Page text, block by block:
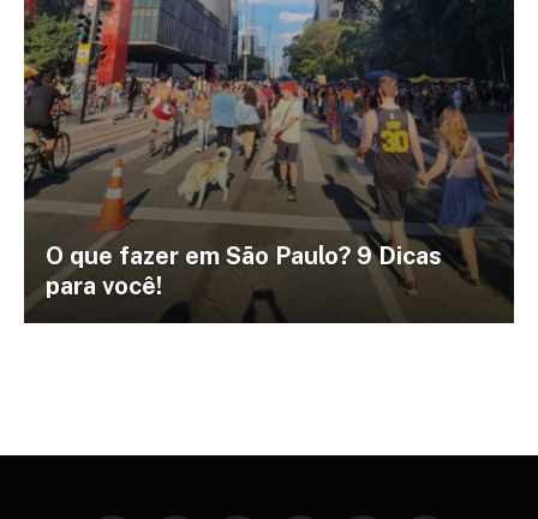
O que fazer em São Paulo? 9 Dicas
para você!